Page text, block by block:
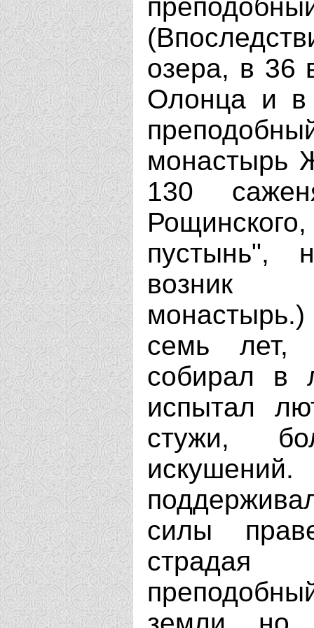
озера, в 36
Олонца и в
монастырь
130
пустынь",
возник
семь лет,
собирал в
испытал
стужи,
силы
страдая